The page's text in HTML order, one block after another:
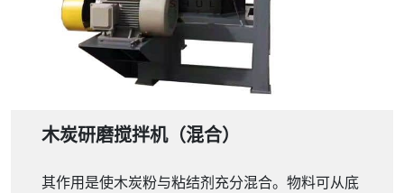
木炭研磨搅拌机（混合）
其作用是使木炭粉与粘结剂充分混合。物料可从底